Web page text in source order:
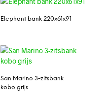
Elephant bank 220x61x91
San Marino 3-zitsbank
kobo grijs